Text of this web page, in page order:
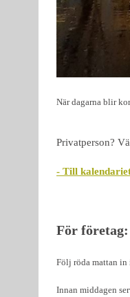
När dagarna blir
Privatperson?
- Till
För
Följ röda mattan in
Innan middagen